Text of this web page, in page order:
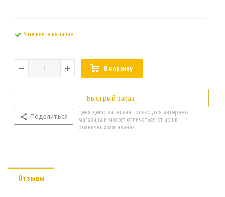
Уточняйте наличие
В корзину
Быстрый заказ
Поделиться
Цена действительна только для интернет-
магазина и может отличаться от цен в
розничных магазинах
Отзывы